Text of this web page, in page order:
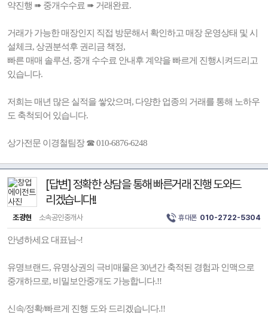
약진행 ➠ 중개수수료 ➠ 거래완료.
거래가 가능한 매장인지 직접 방문해서 확인하고 매장 운영상태 및 시
설체크, 상권분석후 권리금 책정,
빠른 매매 솔루션, 중개 수수료 안내후 계약을 빠르게 진행시켜드리고
있습니다.
저희는 매년 많은 실적을 쌓았으며, 다양한 업종의 거래를 통해 노하우
도 축척되어 있습니다.
상가전문 이경철팀장 ☎ 010-6876-6248
[답변] 정확한 상담을 통해 빠른거래 진행 도와드
리겠습니다!!
조광현 소속공인중개사 휴대폰 010-2722-5304
안녕하세요 대표님~!
유명브랜드, 유명상권의 극비매물은 30년간 축적된 경험과 인맥으로
중개하므로, 비밀보안중개도 가능합니다.!!
신속/정확/빠르게 진행 도와 드리겠습니다.!!